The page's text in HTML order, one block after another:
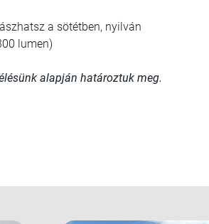
a sötétben, nyilván
lumen)
alapján határoztuk meg.